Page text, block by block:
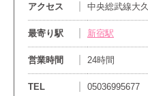
アクセス 中央総武線大
最寄り駅 新宿駅
営業時間 24時間
TEL 05036995677